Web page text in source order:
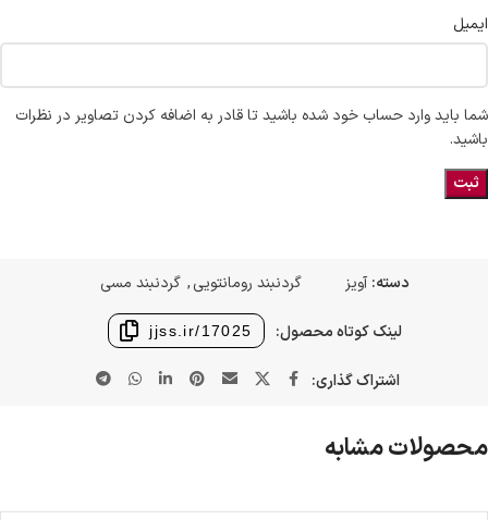
ایمیل
شما باید وارد حساب خود شده باشید تا قادر به اضافه کردن تصاویر در نظرات
باشید.
دسته: آویز گردنبند رومانتویی, گردنبند مسی
لینک کوتاه محصول: jjss.ir/17025
اشتراک گذاری:
محصولات مشابه